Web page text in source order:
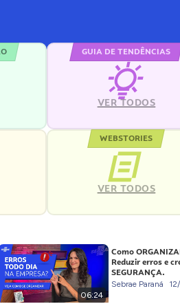
GUIA DE TENDÊNCIAS
VER TODOS
WEBSTORIES
VER TODOS
06:24
Como
Reduzir erros e
SEGURANÇA.
Sebrae Paraná